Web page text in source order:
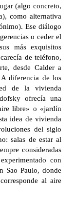
(algo concreto,
como alternativa
Ese diálogo
o ceder el
más exquisitos
de teléfono,
desde Calder a
diferencia de los
de la vivienda
ofrecía una
libre» o «jardín
idea de vivienda
del siglo
salas de estar al
consideradas
con
Sao Paulo, donde
al aire